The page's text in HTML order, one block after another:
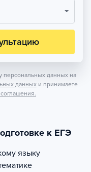
персональных данных на
данных и принимаете
к ЕГЭ
языку